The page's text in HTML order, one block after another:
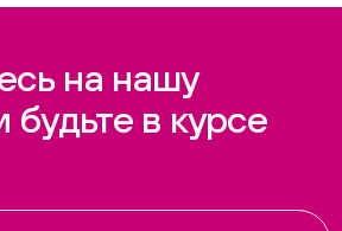
на нашу
будьте в курсе